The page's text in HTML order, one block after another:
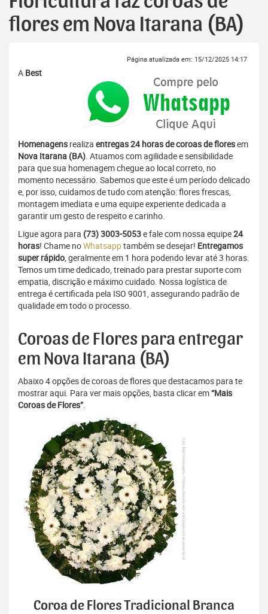
flores em Nova Itarana (BA)
Página atualizada em: 15/12/2025 14:17
A Best
Homenagens realiza entregas 24 horas de coroas de floresem
Nova Itarana (BA). Atuamos com agilidade e sensibilidade
para que sua homenagem chegue ao local correto, no
momento necessário. Sabemos que este é um período delicado
e, por isso, cuidamos de tudo com atenção: flores frescas,
montagem imediata e uma equipe experiente dedicada a
garantir um gesto de respeito e carinho.
Ligue agora para (73) 3003-5053e fale com nossa equipe24
horas! Chame noWhatsapptambém se desejar! Entregamos
super rápido, geralmente em 1 hora podendo levar até 3 horas.
Temos um time dedicado, treinado para prestar suporte com
empatia, discrição e máximo cuidado. Nossa logística de
entrega é certificada pela ISO 9001, assegurando padrão de
qualidade em todo o processo.
Coroas de Flores para entregar
em Nova Itarana (BA)
Abaixo 4 opções de coroas de flores que destacamos para te
mostrar aqui. Para ver mais opções, basta clicar em“Mais
Coroas de Flores”.
Coroa de Flores Tradicional Branca